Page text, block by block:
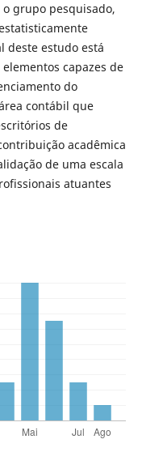
grupo pesquisado,
deste estudo está
capazes de
do
contábil que
de
acadêmica
de uma escala
atuantes